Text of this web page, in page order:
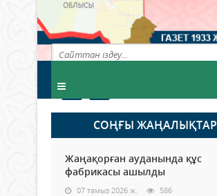
СОҢҒЫ ЖАҢАЛЫҚТАР
Жаңақорған ауданында құс
фабрикасы ашылды
07 тамыз 2026 ж. 586